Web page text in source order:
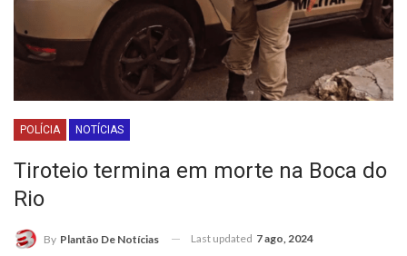
POLÍCIA NOTÍCIAS
Tiroteio termina em morte na Boca do
Rio
By Plantão De Notícias Last updated 7 ago, 2024